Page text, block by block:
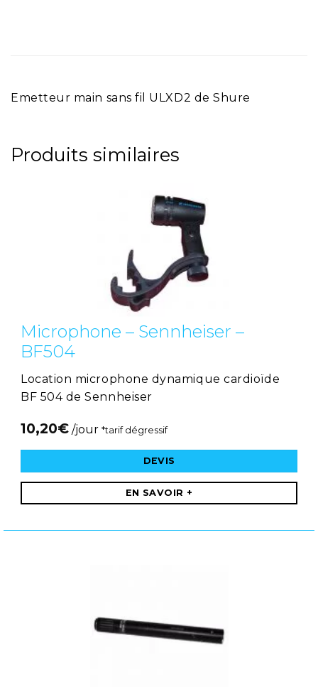
Emetteur main sans fil ULXD2 de Shure
Produits similaires
Microphone – Sennheiser –
BF504
Location microphone dynamique cardioïde
BF 504 de Sennheiser
10,20€ /jour *tarif dégressif
DEVIS
EN SAVOIR +